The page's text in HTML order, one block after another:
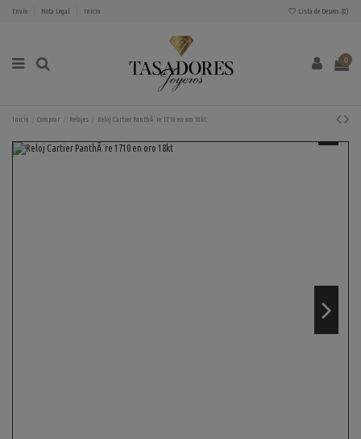
Envío Nota Legal Inicio Lista de Deseos (0)
0
Inicio Comprar Relojes Reloj Cartier PanthÃ¨re 1710 en oro 18kt